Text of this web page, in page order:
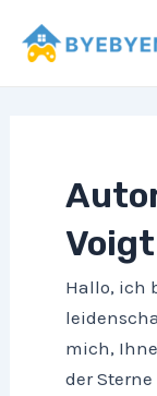
Inhalt
Voigt
Hallo, ich
mich,
der